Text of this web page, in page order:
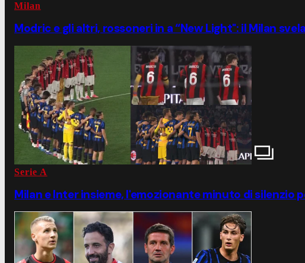
Milan
Modric e gli altri, rossoneri in a “New Light": il Milan
Serie A
Milan e Inter insieme, l'emozionante minuto di silenzio